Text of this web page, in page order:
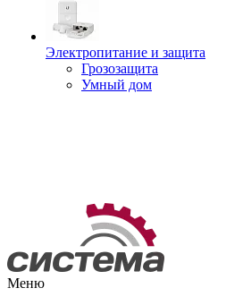
Электропитание и защита
Грозозащита
Умный дом
Меню